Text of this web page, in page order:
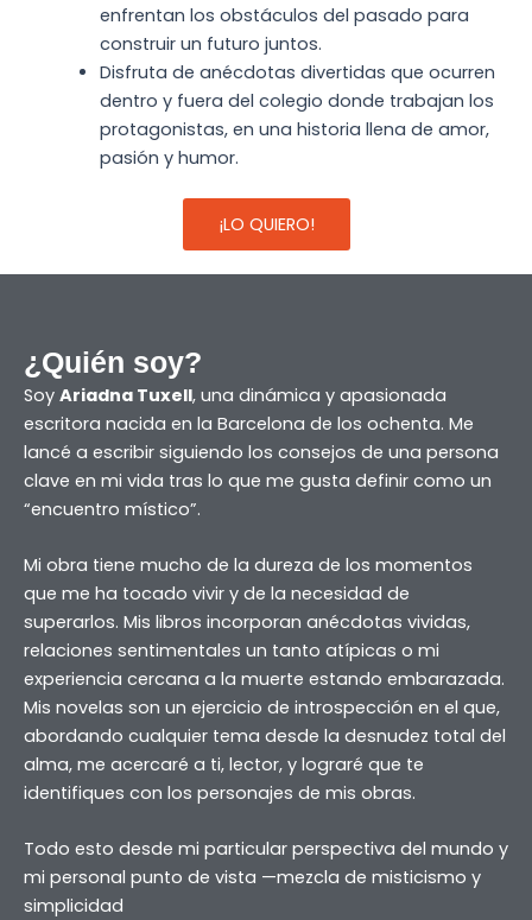
enfrentan los obstáculos del pasado para
construir un futuro juntos.
Disfruta de anécdotas divertidas que ocurren
dentro y fuera del colegio donde trabajan los
protagonistas, en una historia llena de amor,
pasión y humor.
¡LO QUIERO!
¿Quién soy?
Soy Ariadna Tuxell, una dinámica y apasionada
escritora nacida en la Barcelona de los ochenta. Me
lancé a escribir siguiendo los consejos de una persona
clave en mi vida tras lo que me gusta definir como un
“encuentro místico”.
Mi obra tiene mucho de la dureza de los momentos
que me ha tocado vivir y de la necesidad de
superarlos. Mis libros incorporan anécdotas vividas,
relaciones sentimentales un tanto atípicas o mi
experiencia cercana a la muerte estando embarazada.
Mis novelas son un ejercicio de introspección en el que,
abordando cualquier tema desde la desnudez total del
alma, me acercaré a ti, lector, y lograré que te
identifiques con los personajes de mis obras.
Todo esto desde mi particular perspectiva del mundo y
mi personal punto de vista —mezcla de misticismo y
simplicidad